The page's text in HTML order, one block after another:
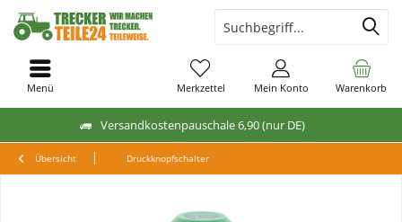
Versandkostenpauschale 6,90 (nur DE)
Warenkorb
Merkzettel Mein Konto
Menü
Übersicht Druckknopfschalter